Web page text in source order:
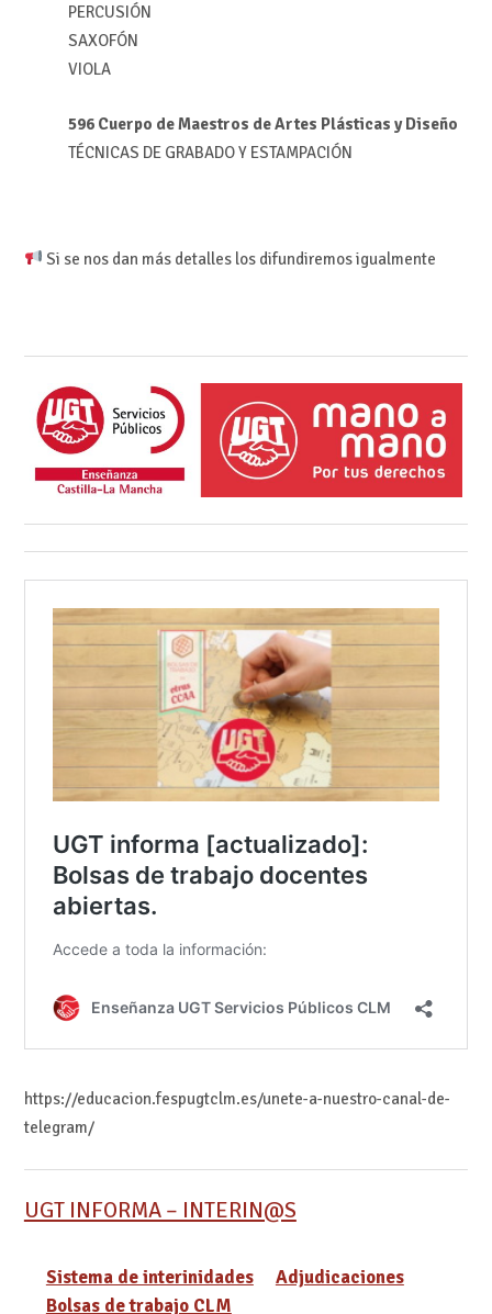
PERCUSIÓN
SAXOFÓN
VIOLA
596 Cuerpo de Maestros de Artes Plásticas y Diseño
TÉCNICAS DE GRABADO Y ESTAMPACIÓN
Si se nos dan más detalles los difundiremos igualmente
https://educacion.fespugtclm.es/unete-a-nuestro-canal-de-
telegram/
UGT INFORMA – INTERIN@S
Sistema de interinidades
Adjudicaciones
Bolsas de trabajo CLM